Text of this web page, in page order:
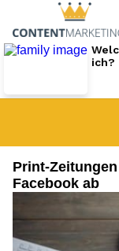
Print-
Facebook ab